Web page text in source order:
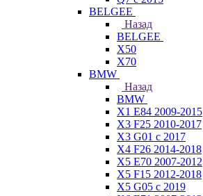
BELGEE
Назад
BELGEE
X50
X70
BMW
Назад
BMW
X1 E84 2009-2015
X3 F25 2010-2017
X3 G01 с 2017
X4 F26 2014-2018
X5 E70 2007-2012
X5 F15 2012-2018
X5 G05 с 2019